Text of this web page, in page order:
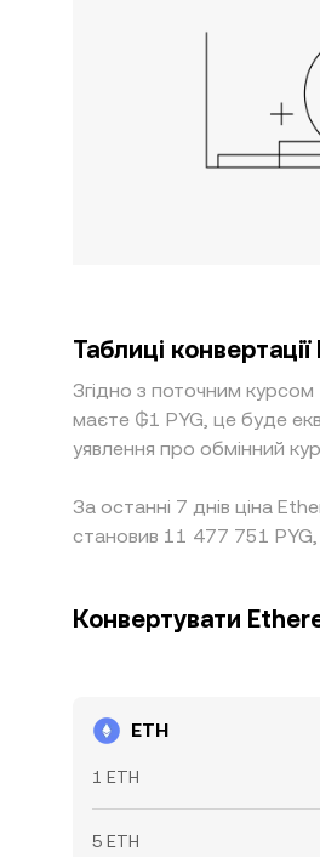
Таблиці конвертації
Згідно з поточним
маєте ₲1 PYG, це буде
уявлення про обмінний
За останні 7 днів ціна
становив 11 477 751
Конвертувати
ETH
1 ETH
5 ETH